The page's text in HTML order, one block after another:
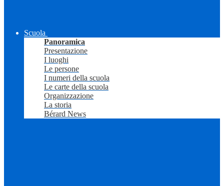
Scuola
Panoramica
Presentazione
I luoghi
Le persone
I numeri della scuola
Le carte della scuola
Organizzazione
La storia
Bérard News